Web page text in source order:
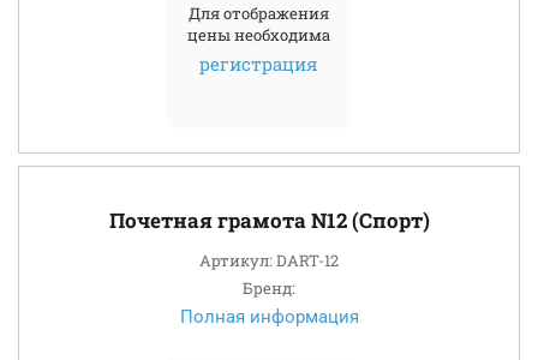
Для отображения
цены необходима
регистрация
Почетная грамотa N12 (Спорт)
Артикул: DART-12
Бренд:
Полная информация